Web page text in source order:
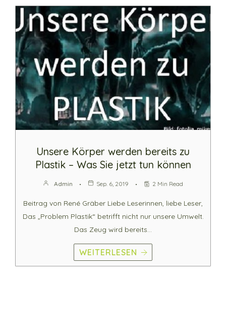
Unsere Körper werden bereits zu
Plastik – Was Sie jetzt tun können
Admin Sep. 6, 2019 2 Min Read
Beitrag von René Gräber Liebe Leserinnen, liebe Leser,
Das „Problem Plastik“ betrifft nicht nur unsere Umwelt.
Das Zeug wird bereits…
WEITERLESEN